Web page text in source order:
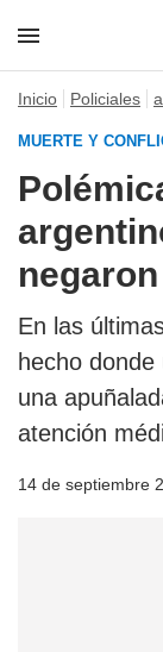
Inicio Policiales
MUERTE Y
En las
hecho
una
atención
14 de septiembre